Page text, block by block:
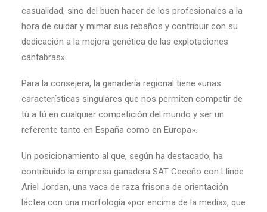
casualidad, sino del buen hacer de los profesionales a la
hora de cuidar y mimar sus rebaños y contribuir con su
dedicación a la mejora genética de las explotaciones
cántabras».
Para la consejera, la ganadería regional tiene «unas
características singulares que nos permiten competir de
tú a tú en cualquier competición del mundo y ser un
referente tanto en España como en Europa».
Un posicionamiento al que, según ha destacado, ha
contribuido la empresa ganadera SAT Ceceño con Llinde
Ariel Jordan, una vaca de raza frisona de orientación
láctea con una morfología «por encima de la media», que